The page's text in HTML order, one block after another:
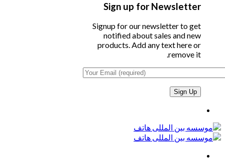
Sign up for Newsletter
Signup for our newsletter to get
notified about sales and new
products. Add any text here or
remove it.